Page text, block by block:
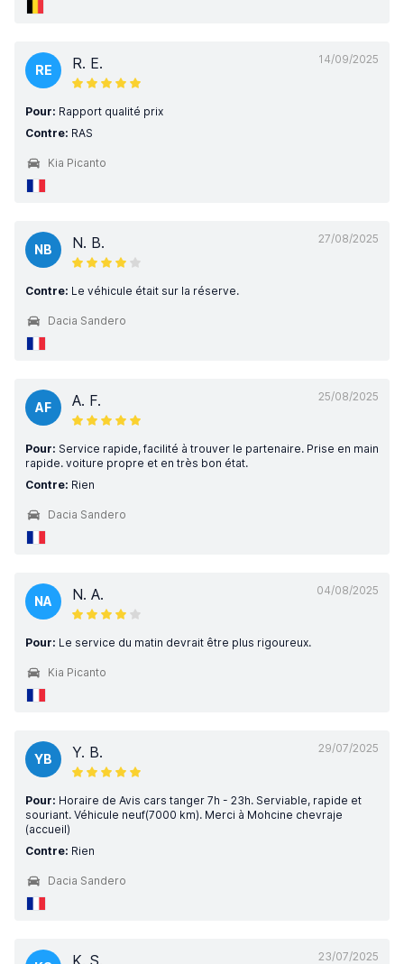
14/09/2025
RE R. E.
Pour: Rapport qualité prix
Contre: RAS
Kia Picanto
27/08/2025
NB N. B.
Contre: Le véhicule était sur la réserve.
Dacia Sandero
25/08/2025
AF A. F.
Pour: Service rapide, facilité à trouver le partenaire. Prise en main
rapide. voiture propre et en très bon état.
Contre: Rien
Dacia Sandero
04/08/2025
NA N. A.
Pour: Le service du matin devrait être plus rigoureux.
Kia Picanto
29/07/2025
YB Y. B.
Pour: Horaire de Avis cars tanger 7h - 23h. Serviable, rapide et
souriant. Véhicule neuf(7000 km). Merci à Mohcine chevraje
(accueil)
Contre: Rien
Dacia Sandero
23/07/2025
K. S.